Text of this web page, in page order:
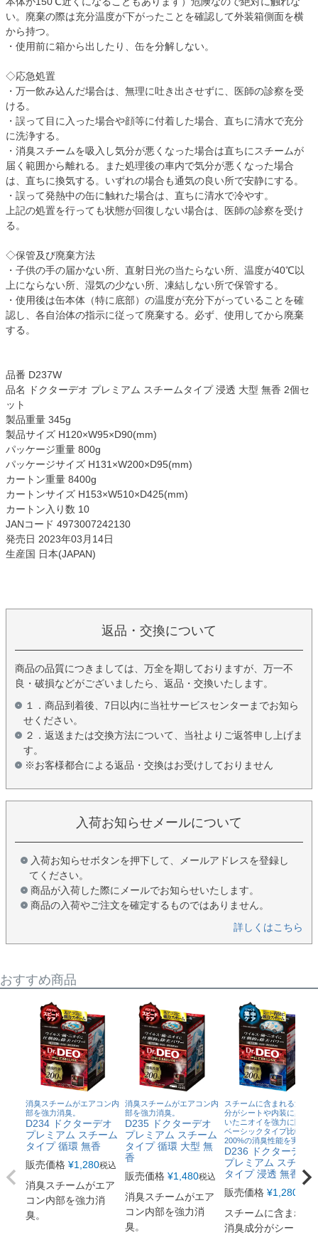
い。廃棄の際は充分温度が下がったことを確認して外装箱側面を横
から持つ。
・使用前に箱から出したり、缶を分解しない。
◇応急処置
・万一飲み込んだ場合は、無理に吐き出させずに、医師の診察を受
ける。
・誤って目に入った場合や顔等に付着した場合、直ちに清水で充分
に洗浄する。
・消臭スチームを吸入し気分が悪くなった場合は直ちにスチームが
届く範囲から離れる。また処理後の車内で気分が悪くなった場合
は、直ちに換気する。いずれの場合も通気の良い所で安静にする。
・誤って発熱中の缶に触れた場合は、直ちに清水で冷やす。
上記の処置を行っても状態が回復しない場合は、医師の診察を受け
る。
◇保管及び廃棄方法
・子供の手の届かない所、直射日光の当たらない所、温度が40℃以
上にならない所、湿気の少ない所、凍結しない所で保管する。
・使用後は缶本体（特に底部）の温度が充分下がっていることを確
認し、各自治体の指示に従って廃棄する。必ず、使用してから廃棄
する。
品番 D237W
品名 ドクターデオ プレミアム スチームタイプ 浸透 大型 無香 2個セ
ット
製品重量 345g
製品サイズ H120×W95×D90(mm)
パッケージ重量 800g
パッケージサイズ H131×W200×D95(mm)
カートン重量 8400g
カートンサイズ H153×W510×D425(mm)
カートン入り数 10
JANコード 4973007242130
発売日 2023年03月14日
生産国 日本(JAPAN)
返品・交換について
商品の品質につきましては、万全を期しておりますが、万一不
良・破損などがございましたら、返品・交換いたします。
１．商品到着後、7日以内に当社サービスセンターまでお知ら
せください。
２．返送または交換方法について、当社よりご返答申し上げま
す。
※お客様都合による返品・交換はお受けしておりません
入荷お知らせメールについて
入荷お知らせボタンを押下して、メールアドレスを登録し
てください。
商品が入荷した際にメールでお知らせいたします。
商品の入荷やご注文を確定するものではありません。
詳しくはこちら
おすすめ商品
消臭スチームがエアコン内
部を強力消臭。
D234 ドクターデオ
プレミアム スチーム
タイプ 循環 無香
販売価格 ¥1,280税込
消臭スチームがエア
コン内部を強力消
臭。
消臭スチームがエアコン内
部を強力消臭。
D235 ドクターデオ
プレミアム スチーム
タイプ 循環 大型 無
香
販売価格 ¥1,480税込
消臭スチームがエア
コン内部を強力消
臭。
スチームに含まれる消臭成
分がシートや内装に染み付
いたニオイを強力に除去！
ベーシックタイプ比較
200%の消臭性能を実現。
D236 ドクターデオ
プレミアム スチーム
タイプ 浸透 無香
販売価格 ¥1,280
スチームに含まれる
消臭成分がシートや